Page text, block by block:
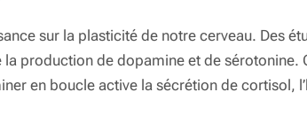
sur la plasticité de notre cerveau. Des
production de dopamine et de sérotonine.
en boucle active la sécrétion de cortisol,